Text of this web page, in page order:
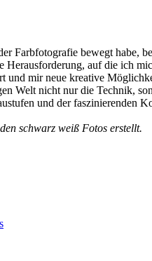
Farbfotografie bewegt habe,
auf die ich
und mir neue kreative
Welt nicht nur die Technik,
und der faszinierenden
schwarz weiß Fotos erstellt.